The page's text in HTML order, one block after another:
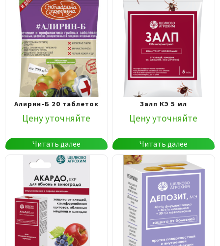
Алирин-Б 20 таблеток
Цену уточняйте
Читать далее
Залп КЭ 5 мл
Цену уточняйте
Читать далее